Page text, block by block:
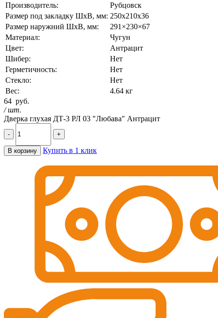
Производитель:
Рубцовск
Размер под закладку ШхВ, мм: 250х210х36
Размер наружний ШхВ, мм:
291×230×67
Материал:
Чугун
Цвет:
Антрацит
Шибер:
Нет
Герметичность:
Нет
Стекло:
Нет
Вес:
4.64 кг
64 руб.
/ шт.
Дверка глухая ДТ-3 РЛ 03 "Любава" Антрацит
- +
В корзину Купить в 1 клик